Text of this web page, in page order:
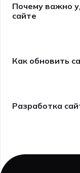
Почему важно
сайте
Как обновить
Разработка